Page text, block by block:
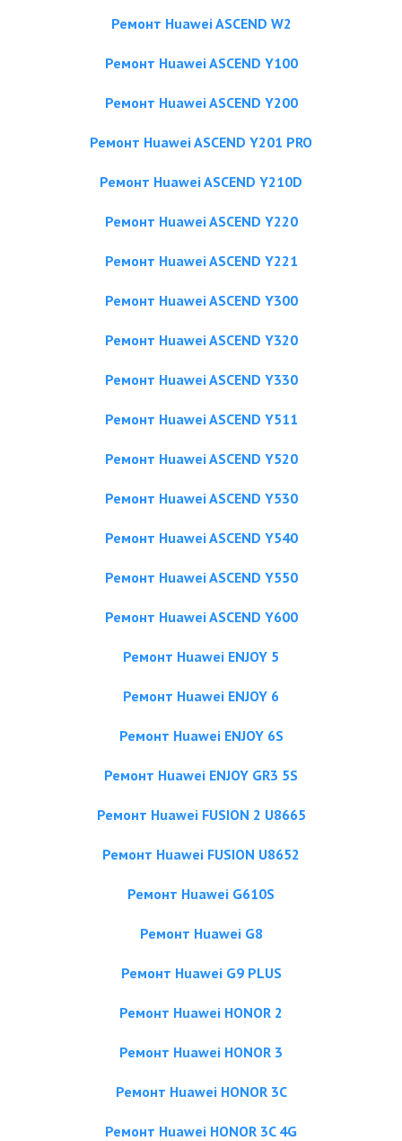
Ремонт Huawei ASCEND W2
Ремонт Huawei ASCEND Y100
Ремонт Huawei ASCEND Y200
Ремонт Huawei ASCEND Y201 PRO
Ремонт Huawei ASCEND Y210D
Ремонт Huawei ASCEND Y220
Ремонт Huawei ASCEND Y221
Ремонт Huawei ASCEND Y300
Ремонт Huawei ASCEND Y320
Ремонт Huawei ASCEND Y330
Ремонт Huawei ASCEND Y511
Ремонт Huawei ASCEND Y520
Ремонт Huawei ASCEND Y530
Ремонт Huawei ASCEND Y540
Ремонт Huawei ASCEND Y550
Ремонт Huawei ASCEND Y600
Ремонт Huawei ENJOY 5
Ремонт Huawei ENJOY 6
Ремонт Huawei ENJOY 6S
Ремонт Huawei ENJOY GR3 5S
Ремонт Huawei FUSION 2 U8665
Ремонт Huawei FUSION U8652
Ремонт Huawei G610S
Ремонт Huawei G8
Ремонт Huawei G9 PLUS
Ремонт Huawei HONOR 2
Ремонт Huawei HONOR 3
Ремонт Huawei HONOR 3C
Ремонт Huawei HONOR 3C 4G